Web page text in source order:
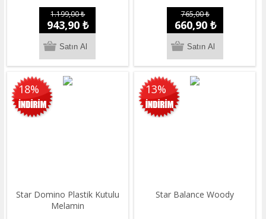
1.199,00 ₺
943,90 ₺
765,00 ₺
660,90 ₺
18%
Star Domino Plastik Kutulu
Melamin
13%
Star Balance Woody